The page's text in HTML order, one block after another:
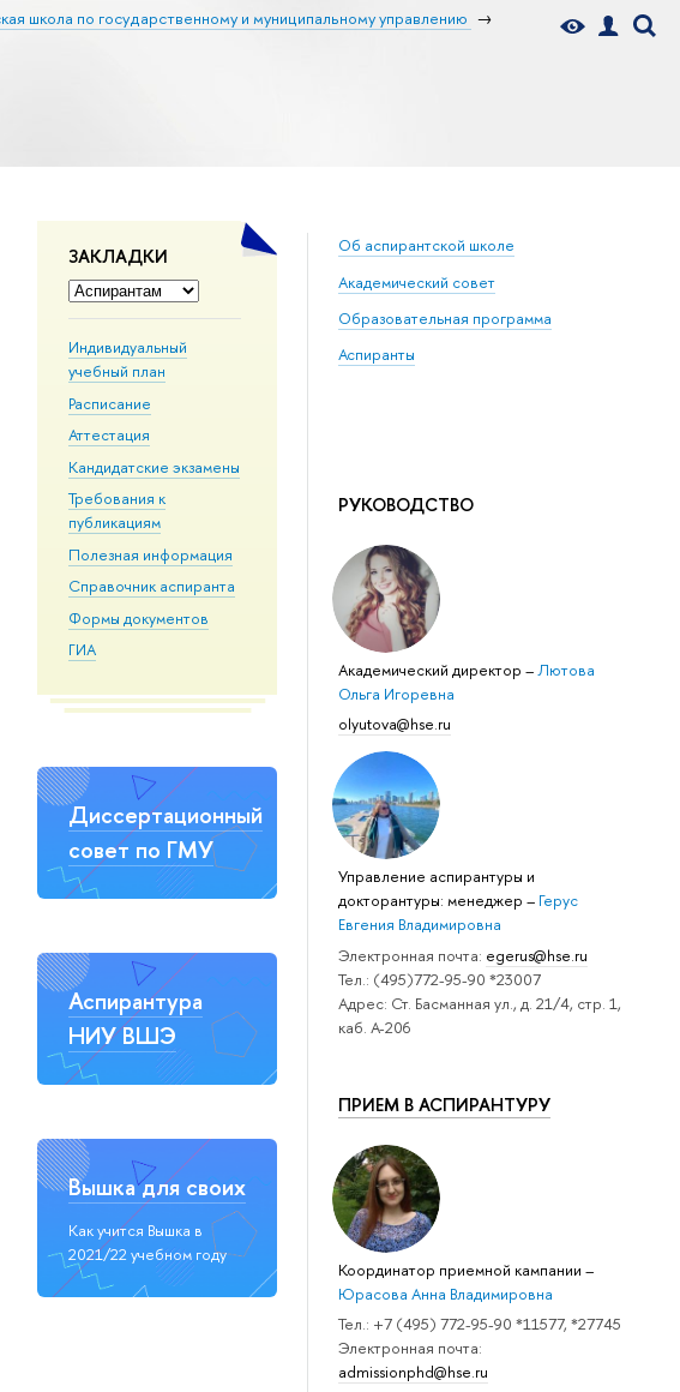
школа по государственному и муниципальному управлению
ЗАКЛАДКИ
Индивидуальный
учебный план
Расписание
Аттестация
Кандидатские экзамены
Требования к
публикациям
Полезная информация
Справочник аспиранта
Формы документов
ГИА
Диссертационный
совет по ГМУ
Аспирантура
НИУ ВШЭ
Вышка для своих
Как учится Вышка в
2021/22 учебном году
Об аспирантской школе
Академический совет
Образовательная программа
Аспиранты
РУКОВОДСТВО
Академический директор–Лютова
Ольга Игоревна
olyutova@hse.ru
Управление аспирантуры и
докторантуры: менеджер– Герус
Евгения Владимировна
Электронная почта: egerus@hse.ru
Тел.: (495)772-95-90 *23007
Адрес: Ст. Басманная ул., д. 21/4, стр. 1,
каб. А-206
ПРИЕМ В АСПИРАНТУРУ
Координатор приемной кампании–
Юрасова Анна Владимировна
Тел.: +7 (495) 772-95-90 *11577, *27745
Электронная почта:
admissionphd@hse.ru